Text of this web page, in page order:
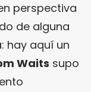
perspectiva
de alguna
hay aquí un
Waits supo